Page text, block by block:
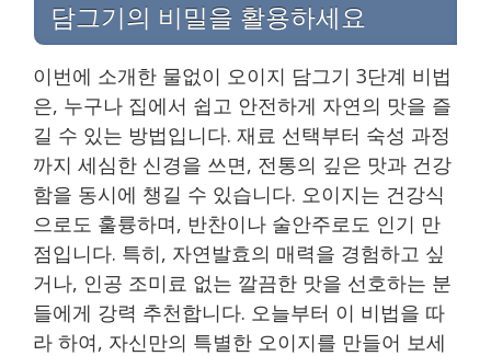
담그기의 비밀을 활용하세요
이번에 소개한 물없이 오이지 담그기 3단계 비법
은, 누구나 집에서 쉽고 안전하게 자연의 맛을 즐
길 수 있는 방법입니다. 재료 선택부터 숙성 과정
까지 세심한 신경을 쓰면, 전통의 깊은 맛과 건강
함을 동시에 챙길 수 있습니다. 오이지는 건강식
으로도 훌륭하며, 반찬이나 술안주로도 인기 만
점입니다. 특히, 자연발효의 매력을 경험하고 싶
거나, 인공 조미료 없는 깔끔한 맛을 선호하는 분
들에게 강력 추천합니다. 오늘부터 이 비법을 따
라 하여, 자신만의 특별한 오이지를 만들어 보세